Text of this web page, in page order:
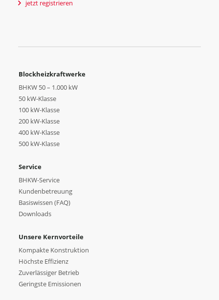
jetzt registrieren
Blockheizkraftwerke
BHKW 50 – 1.000 kW
50 kW-Klasse
100 kW-Klasse
200 kW-Klasse
400 kW-Klasse
500 kW-Klasse
Service
BHKW-Service
Kundenbetreuung
Basiswissen (FAQ)
Downloads
Unsere Kernvorteile
Kompakte Konstruktion
Höchste Effizienz
Zuverlässiger Betrieb
Geringste Emissionen